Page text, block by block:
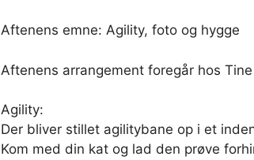
Aftenens emne: Agility, foto og hygge
Aftenens arrangement foregår hos
Agility:
Der bliver stillet agilitybane op i et
Kom med din kat og lad den prøve